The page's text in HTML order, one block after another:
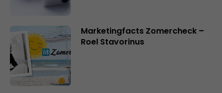
Marketingfacts Zomercheck –
Roel Stavorinus